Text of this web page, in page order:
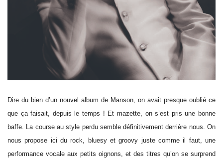
Dire du bien d’un nouvel album de Manson, on avait presque oublié ce
que ça faisait, depuis le temps ! Et mazette, on s’est pris une bonne
baffe. La course au style perdu semble définitivement derrière nous. On
nous propose ici du rock, bluesy et groovy juste comme il faut, une
performance vocale aux petits oignons, et des titres qu’on se surprend